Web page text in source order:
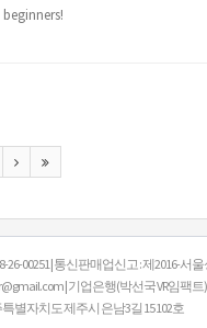
26-00251 | 통신판매업신고 : 제2016-서
| 기업은행(박선국 VR임팩트)
별자치도 제주시 은남3길 15 102호